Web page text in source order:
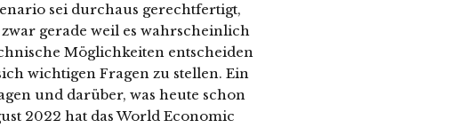
sei durchaus gerechtfertigt,
gerade weil es wahrscheinlich
Möglichkeiten entscheiden
wichtigen Fragen zu stellen. Ein
und darüber, was heute schon
2022 hat das World Economic